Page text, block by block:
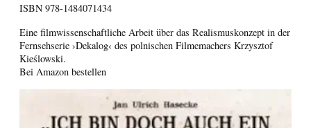
ISBN 978-1484071434
Eine filmwissenschaftliche Arbeit über das Realismuskonzept in der
Fernsehserie ›Dekalog‹ des polnischen Filmemachers Krzysztof
Kieślowski.
Bei Amazon bestellen